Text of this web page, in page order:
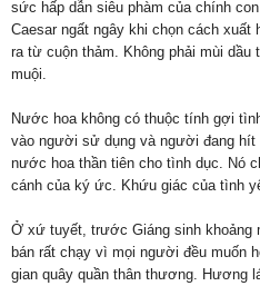
sức hấp dẫn siêu phàm của chính
Caesar ngất ngây khi chọn cách
ra từ cuộn thảm. Không phải mùi dầu
muội.
Nước hoa không có thuộc tính gợi
vào người sử dụng và người đang
nước hoa thần tiên cho tình dục. Nó
cánh của ký ức. Khứu giác của tình
Ở xứ tuyết, trước Giáng sinh khoảng
bán rất chạy vì mọi người đều muốn
gian quây quần thân thương.